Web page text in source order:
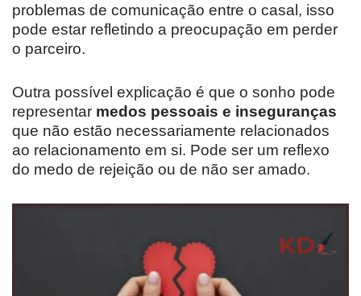
problemas de comunicação entre o casal, isso
pode estar refletindo a preocupação em perder
o parceiro.
Outra possível explicação é que o sonho pode
representar medos pessoais e inseguranças
que não estão necessariamente relacionados
ao relacionamento em si. Pode ser um reflexo
do medo de rejeição ou de não ser amado.